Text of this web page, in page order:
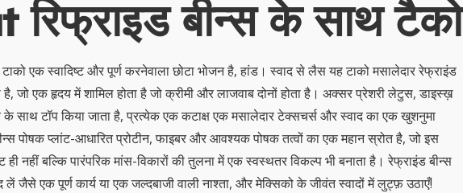
रिफ्राइड बीन्स के साथ टैको
एक स्वादिष्ट और पूर्ण करनेवाला छोटा भोजन है, हांड। स्वाद से लैस यह टाको मसालेदार रेफ्राइंड
है, जो एक हृदय में शामिल होता है जो क्रीमी और लाजवाब दोनों होता है। अक्सर प्रेशरी लेटुस, डाइस्ख़
के साथ टॉप किया जाता है, प्रत्येक एक कटाक्ष एक मसालेदार टेक्सचर्स और स्वाद का एक खुशनुमा
पोषक प्लांट-आधारित प्रोटीन, फाइबर और आवश्यक पोषक तत्वों का एक महान स्रोत है, जो इस
ही नहीं बल्कि पारंपरिक मांस-विकारों की तुलना में एक स्वस्थतर विकल्प भी बनाता है। रेफ्राइंड बीन्स
जैसे एक पूर्ण कार्य या एक जल्दबाजी वाली नाश्ता, और मेक्सिको के जीवंत स्वादों में लुट्फ़ उठाएँ!